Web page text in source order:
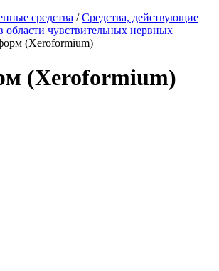
средства /Средства, действующие
области чувствительных нервных
(Xeroformium)
(Xeroformium)